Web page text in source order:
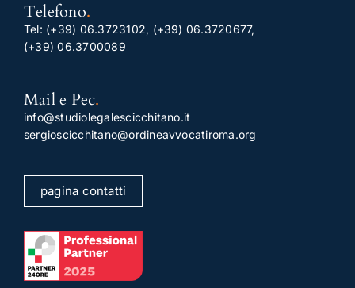
Telefono.
Tel: (+39) 06.3723102, (+39) 06.3720677,
(+39) 06.3700089
Mail e Pec.
info@studiolegalescicchitano.it
sergioscicchitano@ordineavvocatiroma.org
pagina contatti